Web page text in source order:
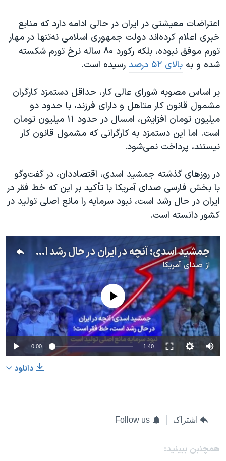
اعتراضات معیشتی در ایران در حالی ادامه دارد که منابع
خبری اعلام کرده‌اند دولت جمهوری اسلامی نه‌تنها در مهار
تورم موفق نبوده، بلکه رکورد ۸۰ ساله نرخ تورم شکسته
شده و به بالای ۵۲ درصد
رسیده است.
بر اساس مصوبه شورای عالی کار، حداقل دستمزد کارگران
مشمول قانون کار متاهل و دارای فرزند، با حدود دو
میلیون تومان افزایش، امسال در حدود ۱۱ میلیون تومان
است. اما این دستمزد به کارگرانی که مشمول قانون کار
نیستند، پرداخت نمی‌شود.
در روزهای گذشته جمشید اسدی، اقتصاددان، در گفت‌وگو
با بخش فارسی صدای آمریکا با تأکید بر این که خط فقر در
ایران در حال رشد است، نبود سرمایه را مانع اصلی تولید در
کشور دانسته است.
جمشید اسدی: آنچه در ایران در حال رشد است، خط فقر است؛ نبود سرمایه مانع اصلی تولید است
ازصدای آمریکا
No media source currently available
0:00 1:40
دانلود
اشتراک Follow us
همچنبن ببینید: